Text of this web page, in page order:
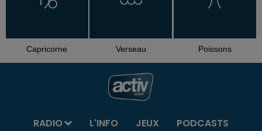
Capricorne Verseau Poissons
RADIO L'INFO JEUX
PODCASTS